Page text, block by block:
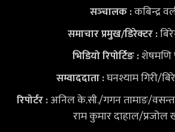
सञ्‍चालक :कबिन्द्र
समाचार प्रमुख/डिरेक्टर :
भिडियोरिपोर्टिङ :शेषमणि
सम्वाददाता :घनश्याम गिरी/
रिपोर्टर :अनिल के.सी./गगन तामाङ/
राम कुमार दाहाल/